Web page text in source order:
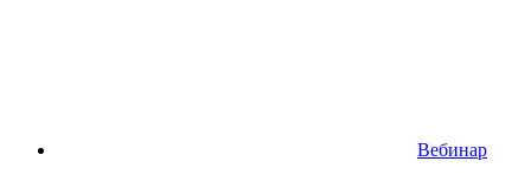
Вебинар